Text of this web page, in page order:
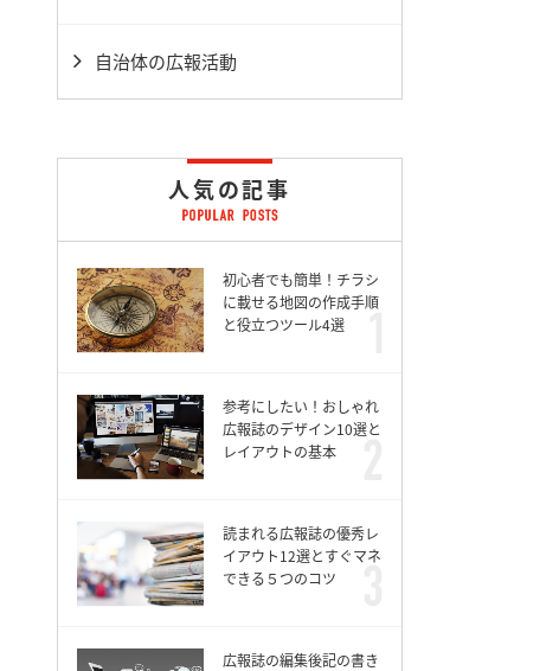
自治体の広報活動
人気の記事
初心者でも簡単！チラシ
に載せる地図の作成手順
と役立つツール4選
参考にしたい！おしゃれ
広報誌のデザイン10選と
レイアウトの基本
読まれる広報誌の優秀レ
イアウト12選とすぐマネ
できる５つのコツ
広報誌の編集後記の書き